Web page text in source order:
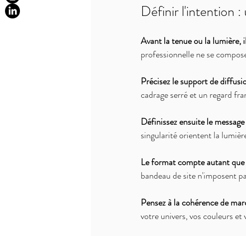
Définir l'intention :
Avant la tenue ou la lumière,
professionnelle ne se
Précisez le support de
cadrage serré et un regard
Définissez ensuite le
singularité orientent la
Le format compte autant
bandeau de site n'imposent
Pensez à la cohérence de
votre univers, vos couleurs et